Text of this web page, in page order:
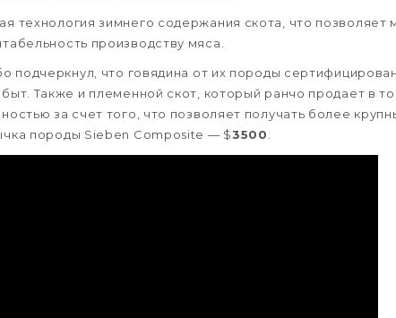
технология зимнего содержания скота, что позволяет
производству мяса.
подчеркнул, что говядина от их породы
Также и племенной скот, который ранчо продает в
за счет того, что позволяет получать более
породы Sieben Composite — $3500